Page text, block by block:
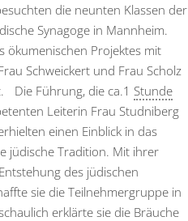
die neunten Klassen der
Synagoge in Mannheim.
ökumenischen Projektes mit
Schweickert und Frau Scholz
Die Führung, die ca.1 Stunde
Leiterin Frau Studniberg
einen Einblick in das
jüdische Tradition. Mit ihrer
des jüdischen
sie die Teilnehmergruppe in
erklärte sie die Bräuche